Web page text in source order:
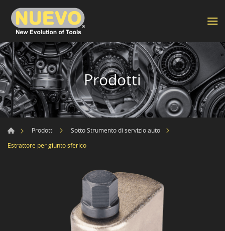
Prodotti
Prodotti
Sotto Strumento di servizio auto
Estrattore per giunto sferico